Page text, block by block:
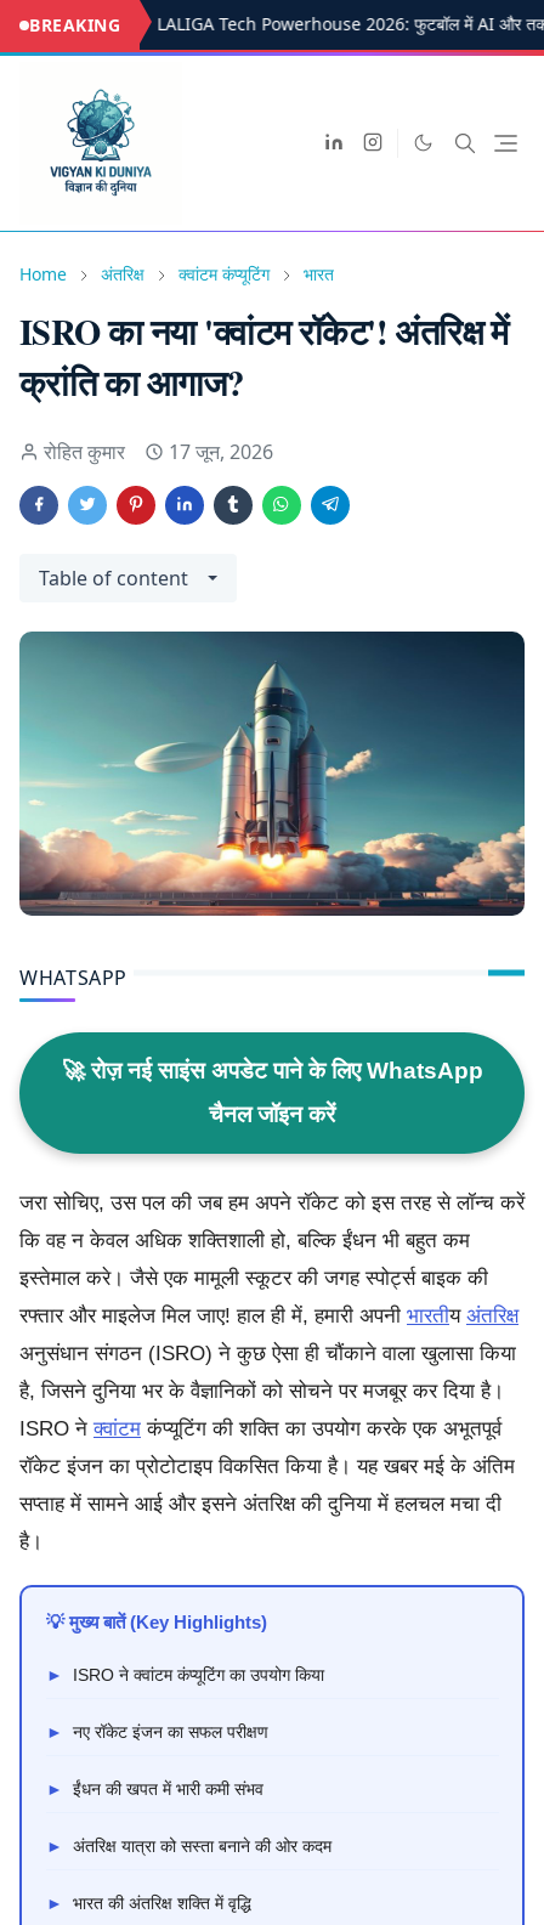
BREAKING LALIGA Tech Powerhouse 2026: फुटबॉल में AI और
Home अंतरिक्ष क्वांटम कंप्यूटिंग भारत
ISRO का नया 'क्वांटम रॉकेट'! अंतरिक्ष में
क्रांति का आगाज?
रोहित कुमार 17 जून, 2026
Table of content
WHATSAPP
🚀 रोज़ नई साइंस अपडेट पाने के लिए WhatsApp
चैनल जॉइन करें
जरा सोचिए, उस पल की जब हम अपने रॉकेट को इस तरह से लॉन्च करें
कि वह न केवल अधिक शक्तिशाली हो, बल्कि ईंधन भी बहुत कम
इस्तेमाल करे। जैसे एक मामूली स्कूटर की जगह स्पोर्ट्स बाइक की
रफ्तार और माइलेज मिल जाए! हाल ही में, हमारी अपनी भारतीय अंतरिक्ष
अनुसंधान संगठन (ISRO) ने कुछ ऐसा ही चौंकाने वाला खुलासा किया
है, जिसने दुनिया भर के वैज्ञानिकों को सोचने पर मजबूर कर दिया है।
ISRO नेक्वांटम कंप्यूटिंग की शक्ति का उपयोग करके एक अभूतपूर्व
रॉकेट इंजन का प्रोटोटाइप विकसित किया है। यह खबर मई के अंतिम
सप्ताह में सामने आई और इसने अंतरिक्ष की दुनिया में हलचल मचा दी
है।
💡 मुख्य बातें (Key Highlights)
► ISRO ने क्वांटम कंप्यूटिंग का उपयोग किया
► नए रॉकेट इंजन का सफल परीक्षण
► ईंधन की खपत में भारी कमी संभव
► अंतरिक्ष यात्रा को सस्ता बनाने की ओर कदम
► भारत की अंतरिक्ष शक्ति में वृद्धि